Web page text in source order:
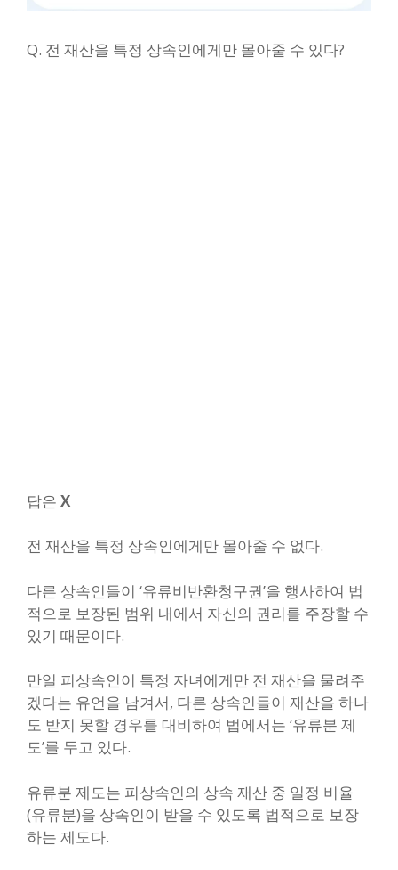
Q. 전 재산을 특정 상속인에게만 몰아줄 수 있다?
답은 X
전 재산을 특정 상속인에게만 몰아줄 수 없다.
다른 상속인들이 ‘유류비반환청구권’을 행사하여 법
적으로 보장된 범위 내에서 자신의 권리를 주장할 수
있기 때문이다.
만일 피상속인이 특정 자녀에게만 전 재산을 물려주
겠다는 유언을 남겨서, 다른 상속인들이 재산을 하나
도 받지 못할 경우를 대비하여 법에서는 ‘유류분 제
도’를 두고 있다.
유류분 제도는 피상속인의 상속 재산 중 일정 비율
(유류분)을 상속인이 받을 수 있도록 법적으로 보장
하는 제도다.